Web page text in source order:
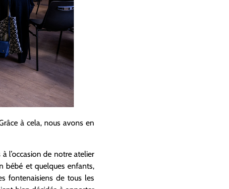
à cela, nous avons en
l’occasion de notre atelier
bébé et quelques enfants,
fontenaisiens de tous les